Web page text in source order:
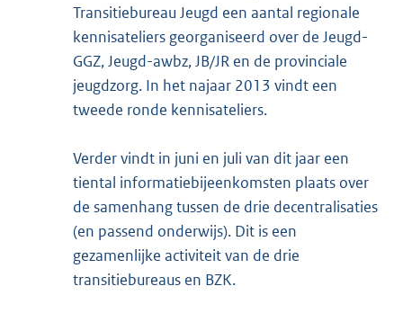
Transitiebureau Jeugd een aantal regionale
kennisateliers georganiseerd over de Jeugd-
GGZ, Jeugd-awbz, JB/JR en de provinciale
jeugdzorg. In het najaar 2013 vindt een
tweede ronde kennisateliers.
Verder vindt in juni en juli van dit jaar een
tiental informatiebijeenkomsten plaats over
de samenhang tussen de drie decentralisaties
(en passend onderwijs). Dit is een
gezamenlijke activiteit van de drie
transitiebureaus en BZK.